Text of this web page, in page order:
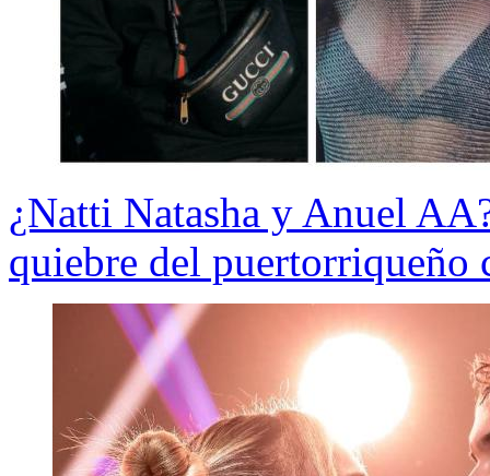
¿Natti Natasha y Anuel
quiebre del puertorriqueño